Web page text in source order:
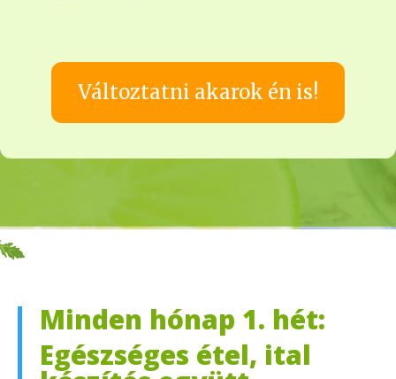
Változtatni akarok én is!
Minden hónap 1. hét:
Egészséges étel, ital